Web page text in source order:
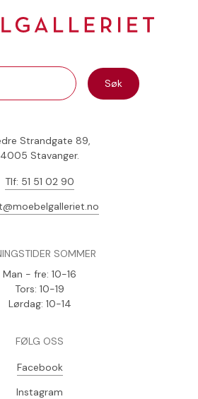
Strandgate 89,
4005 Stavanger.
Tlf: 51 51 02 90
SOMMER
Man - fre: 10-16
Tors: 10-19
Lørdag: 10-14
FØLG OSS
Facebook
Instagram